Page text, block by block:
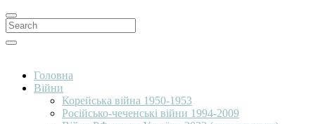
Search
for:
Search
Головна
Війни
Корейська війна 1950-1953
Російсько-чеченські війни 1994-2009